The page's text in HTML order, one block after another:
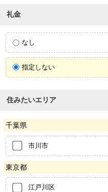
礼金
なし
指定しない
住みたいエリア
千葉県
市川市
東京都
江戸川区